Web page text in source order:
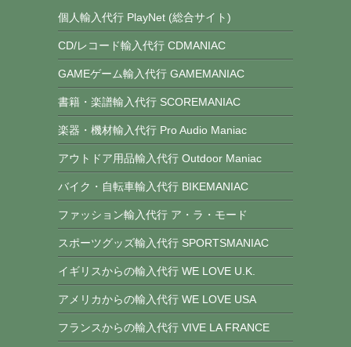
個人輸入代行 PlayNet (総合サイト)
CD/レコード輸入代行 CDMANIAC
GAMEゲーム輸入代行 GAMEMANIAC
書籍・楽譜輸入代行 SCOREMANIAC
楽器・機材輸入代行 Pro Audio Maniac
アウトドア用品輸入代行 Outdoor Maniac
バイク・自転車輸入代行 BIKEMANIAC
ファッション輸入代行 ア・ラ・モード
スポーツグッズ輸入代行 SPORTSMANIAC
イギリスからの輸入代行 WE LOVE U.K.
アメリカからの輸入代行 WE LOVE USA
フランスからの輸入代行 VIVE LA FRANCE